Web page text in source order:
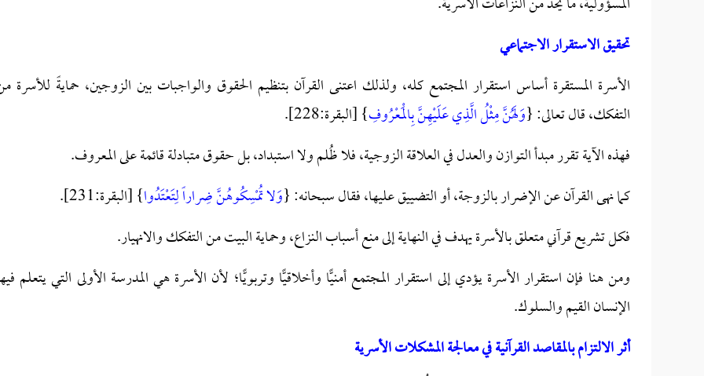
تحقيق الاستقرار الاجتماعي
الأسرة المستقرة أساس استقرار المجتمع كله، ولذلك اعتنى القرآن بتنظيم الحقوق والواجبات بين الزوجين، حمايةً للأسرة
التفكك، قال تعالى: {وَلَهُنَّ مِثْلُ الَّذِي عَلَيْهِنَّ بِالْمَعْرُوفِ} [البقرة:228].
فهذه الآية تقرر مبدأ التوازن والعدل في العلاقة الزوجية، فلا ظُلم ولا استبداد، بل حقوق متبادلة قائمة على المعروف.
كما نهى القرآن عن الإضرار بالزوجة، أو التضييق عليها، فقال سبحانه: {وَلا تُمْسِكُوهُنَّ ضِراراً لِتَعْتَدُوا} [البقرة:231].
فكل تشريع قرآني متعلق بالأسرة يهدف في النهاية إلى منع أسباب النزاع، وحماية البيت من التفكك والانهيار.
ومن هنا فإن استقرار الأسرة يؤدي إلى استقرار المجتمع أمنيًّا وأخلاقيًّا وتربويًّا؛ لأن الأسرة هي المدرسة الأولى التي يتعلم
الإنسان القيم والسلوك.
أثر الالتزام بالمقاصد القرآنية في معالجة المشكلات الأسرية